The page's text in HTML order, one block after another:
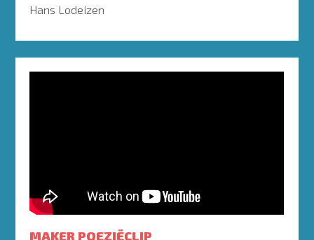
Hans Lodeizen
MAKER POEZIËCLIP